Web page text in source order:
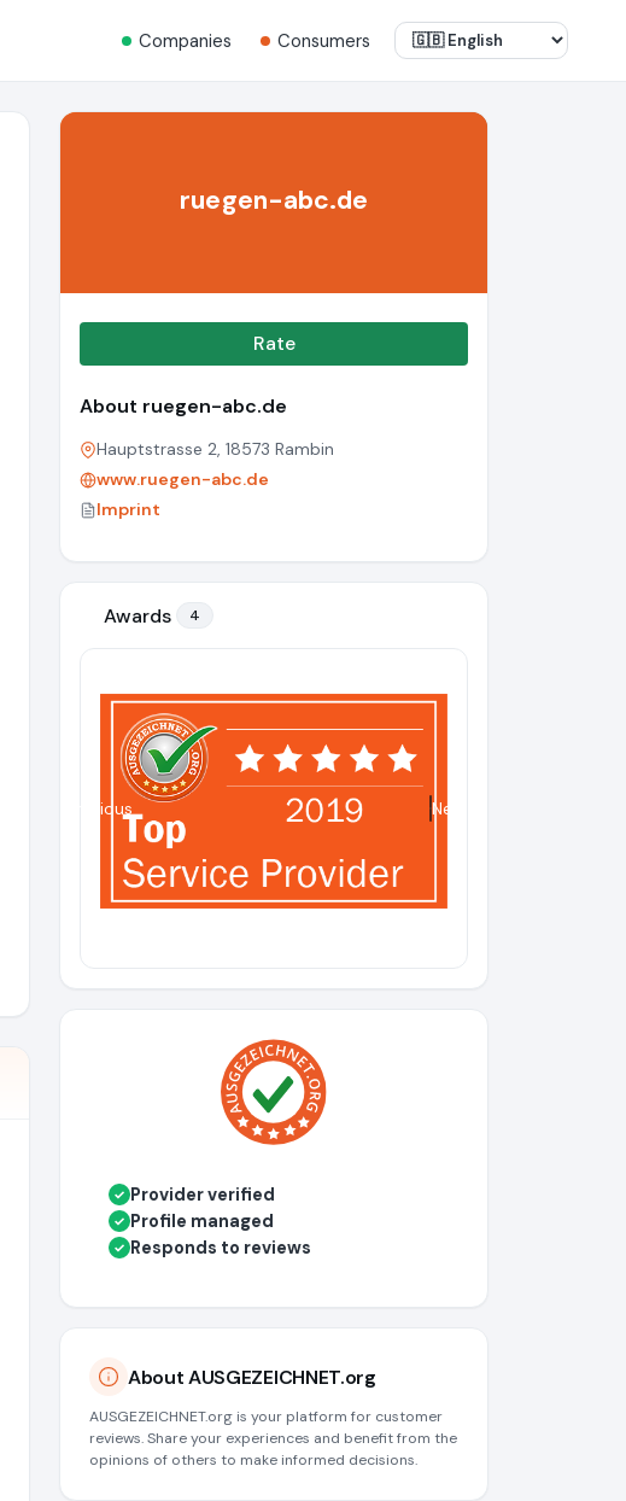
Companies Consumers
ruegen-abc.de
Rate
About ruegen-abc.de
Hauptstrasse 2, 18573 Rambin
www.ruegen-abc.de
Imprint
Awards 4
Previous Next
✓ Provider verified
✓ Profile managed
✓ Responds to reviews
About AUSGEZEICHNET.org
AUSGEZEICHNET.org is your platform for customer
reviews. Share your experiences and benefit from the
opinions of others to make informed decisions.